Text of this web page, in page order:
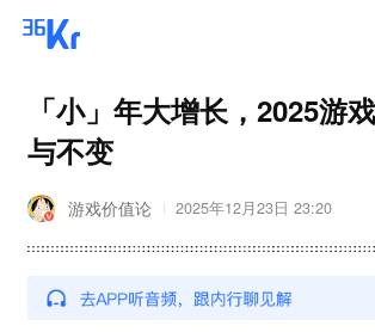
「小」年大增长，2025游
与不变
游戏价值论 2025年12月23日 23:20